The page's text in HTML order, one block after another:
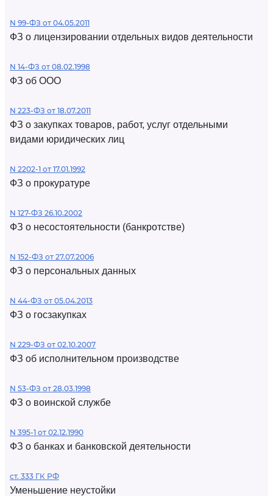
N 99-ФЗ от 04.05.2011
ФЗ о лицензировании отдельных видов деятельности
N 14-ФЗ от 08.02.1998
ФЗ об ООО
N 223-ФЗ от 18.07.2011
ФЗ о закупках товаров, работ, услуг отдельными
видами юридических лиц
N 2202-1 от 17.01.1992
ФЗ о прокуратуре
N 127-ФЗ 26.10.2002
ФЗ о несостоятельности (банкротстве)
N 152-ФЗ от 27.07.2006
ФЗ о персональных данных
N 44-ФЗ от 05.04.2013
ФЗ о госзакупках
N 229-ФЗ от 02.10.2007
ФЗ об исполнительном производстве
N 53-ФЗ от 28.03.1998
ФЗ о воинской службе
N 395-1 от 02.12.1990
ФЗ о банках и банковской деятельности
ст. 333 ГК РФ
Уменьшение неустойки